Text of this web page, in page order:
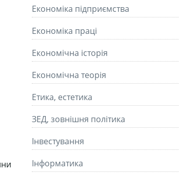
Економіка підприємства
Економіка праці
Економічна історія
Економічна теорія
Етика, естетика
ЗЕД, зовнішня політика
Інвестування
Інформатика